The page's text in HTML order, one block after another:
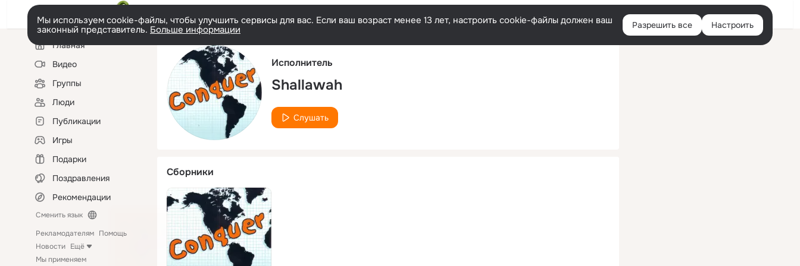
Русский Войти
Мы используем cookie-файлы, чтобы улучшить сервисы для вас. Если ваш возраст менее 13 лет, настроить cookie-файлы должен ваш
законный представитель. Больше информации Разрешить все Настроить
Левая
колонкаГлавная
Видео
Группы
Люди
Публикации
Игры
Подарки
Поздравления
Рекомендации
Сменить язык
Рекламодателям Помощь
Новости Ещё
Мы применяем
Исполнитель
Shallawah
Слушать
Сборники